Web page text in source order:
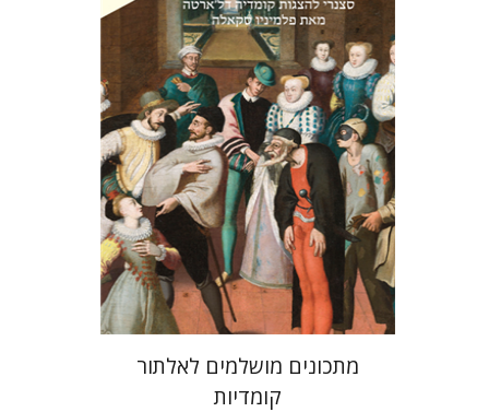
אהובה בלקין עמרי סמית
הנחת אתר ספר מודפס
$42
$38
מתכונים מושלמים לאלתור
קומדיות